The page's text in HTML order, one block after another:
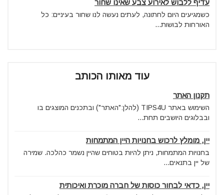
עדיף ללבוש לאירוע צבע שאינו שחור
כשמגיעים היום לחתונה, לעתים נעשה לנו שחור בעיניים: כל
האורחות לבושות...
עוד מאותו הכותב
תקנון האתר
השימוש באתר TIPS4U (להלן:"האתר") ובתכנים המוצגים בו
ובבלוגים היושבים תחת...
יין, מומלץ לרכוש בחנויות היין המתמחות
בחנויות המתמחות, ניתן להיות בטוחים שהיין נשמר כהלכה. שמירה
של יין בתנאים...
יין, כדאי לבחור כוסות של חברה מוכרת ואיכותית